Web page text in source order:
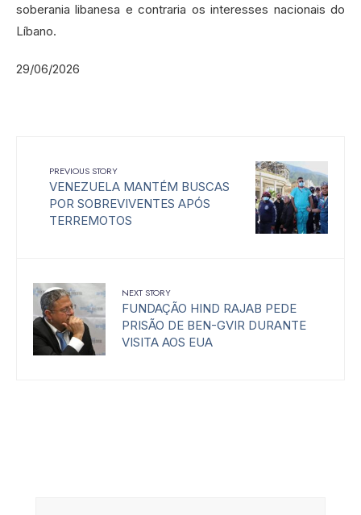
soberania libanesa e contraria os interesses nacionais do
Líbano.
29/06/2026
PREVIOUS STORY
VENEZUELA MANTÉM BUSCAS
POR SOBREVIVENTES APÓS
TERREMOTOS
NEXT STORY
FUNDAÇÃO HIND RAJAB PEDE
PRISÃO DE BEN-GVIR DURANTE
VISITA AOS EUA